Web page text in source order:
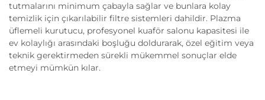
tutmalarını minimum çabayla sağlar ve bunlara kolay
temizlik için çıkarılabilir filtre sistemleri dahildir. Plazma
üflemeli kurutucu, profesyonel kuaför salonu kapasitesi ile
ev kolaylığı arasındaki boşluğu doldurarak, özel eğitim veya
teknik gerektirmeden sürekli mükemmel sonuçlar elde
etmeyi mümkün kılar.